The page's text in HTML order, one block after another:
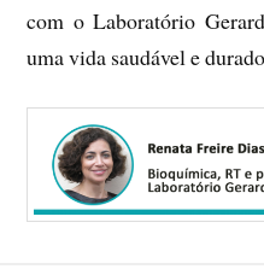
com o Laboratório
uma vida saudável e